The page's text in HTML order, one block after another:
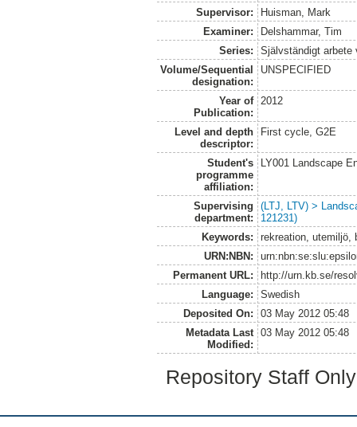
Supervisor:
Huisman, Mark
Examiner:
Delshammar, Tim
Series:
Självständigt arbete
Volume/Sequential
designation:
UNSPECIFIED
Year of
Publication:
2012
Level and depth
descriptor:
First cycle, G2E
Student's
programme
affiliation:
LY001 Landscape
Supervising
department:
(LTJ, LTV) >
121231)
Keywords:
rekreation, utemiljö,
URN:NBN:
Permanent URL:
http://urn.kb.se/
Language:
Swedish
Deposited On:
03 May 2012 05:48
Metadata Last
Modified:
03 May 2012 05:48
Repository Staff